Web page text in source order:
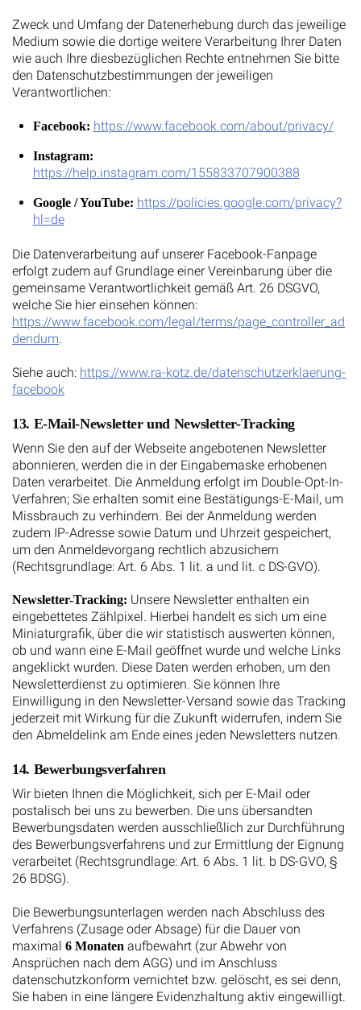
Zweck und Umfang der Datenerhebung durch das jeweilige
Medium sowie die dortige weitere Verarbeitung Ihrer Daten
wie auch Ihre diesbezüglichen Rechte entnehmen Sie bitte
den Datenschutzbestimmungen der jeweiligen
Verantwortlichen:
Facebook: https://www.facebook.com/about/privacy/
Instagram:
https://help.instagram.com/155833707900388
Google / YouTube: https://policies.google.com/privacy?
hl=de
Die Datenverarbeitung auf unserer Facebook-Fanpage
erfolgt zudem auf Grundlage einer Vereinbarung über die
gemeinsame Verantwortlichkeit gemäß Art. 26 DSGVO,
welche Sie hier einsehen können:
https://www.facebook.com/legal/terms/page_controller_ad
dendum.
Siehe auch: https://www.ra-kotz.de/datenschutzerklaerung-
facebook
13. E-Mail-Newsletter und Newsletter-Tracking
Wenn Sie den auf der Webseite angebotenen Newsletter
abonnieren, werden die in der Eingabemaske erhobenen
Daten verarbeitet. Die Anmeldung erfolgt im Double-Opt-In-
Verfahren; Sie erhalten somit eine Bestätigungs-E-Mail, um
Missbrauch zu verhindern. Bei der Anmeldung werden
zudem IP-Adresse sowie Datum und Uhrzeit gespeichert,
um den Anmeldevorgang rechtlich abzusichern
(Rechtsgrundlage: Art. 6 Abs. 1 lit. a und lit. c DS-GVO).
Newsletter-Tracking: Unsere Newsletter enthalten ein
eingebettetes Zählpixel. Hierbei handelt es sich um eine
Miniaturgrafik, über die wir statistisch auswerten können,
ob und wann eine E-Mail geöffnet wurde und welche Links
angeklickt wurden. Diese Daten werden erhoben, um den
Newsletterdienst zu optimieren. Sie können Ihre
Einwilligung in den Newsletter-Versand sowie das Tracking
jederzeit mit Wirkung für die Zukunft widerrufen, indem Sie
den Abmeldelink am Ende eines jeden Newsletters nutzen.
14. Bewerbungsverfahren
Wir bieten Ihnen die Möglichkeit, sich per E-Mail oder
postalisch bei uns zu bewerben. Die uns übersandten
Bewerbungsdaten werden ausschließlich zur Durchführung
des Bewerbungsverfahrens und zur Ermittlung der Eignung
verarbeitet (Rechtsgrundlage: Art. 6 Abs. 1 lit. b DS-GVO, §
26 BDSG).
Die Bewerbungsunterlagen werden nach Abschluss des
Verfahrens (Zusage oder Absage) für die Dauer von
maximal 6 Monaten aufbewahrt (zur Abwehr von
Ansprüchen nach dem AGG) und im Anschluss
datenschutzkonform vernichtet bzw. gelöscht, es sei denn,
Sie haben in eine längere Evidenzhaltung aktiv eingewilligt.